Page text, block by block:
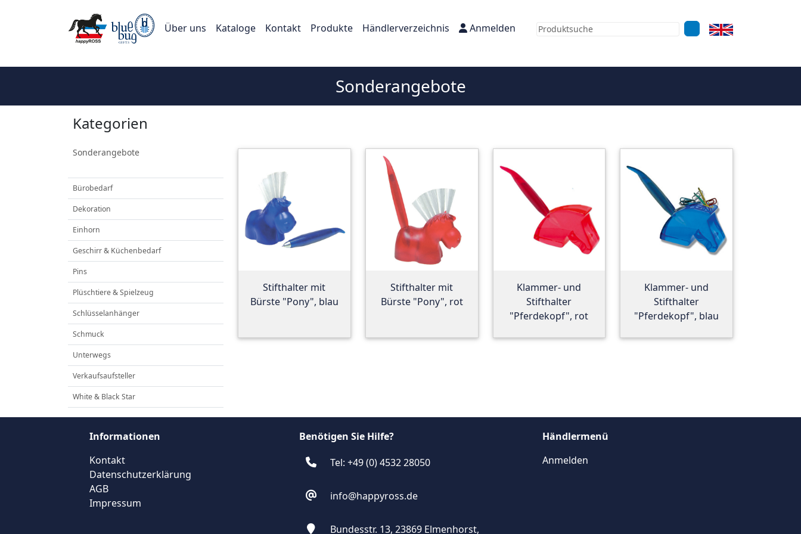
Über uns Kataloge Kontakt Produkte Händlerverzeichnis Anmelden
Sonderangebote
Kategorien
Sonderangebote
Bürobedarf
Dekoration
Einhorn
Geschirr & Küchenbedarf
Pins
Plüschtiere & Spielzeug
Schlüsselanhänger
Schmuck
Unterwegs
Verkaufsaufsteller
White & Black Star
Stifthalter mit
Bürste "Pony", blau
Stifthalter mit
Bürste "Pony", rot
Klammer- und
Stifthalter
"Pferdekopf", rot
Klammer- und
Stifthalter
"Pferdekopf", blau
Informationen
Kontakt
Datenschutzerklärung
AGB
Impressum
Benötigen Sie Hilfe?
Tel: +49 (0) 4532 28050
info@happyross.de
Bundesstr. 13, 23869 Elmenhorst,
Händlermenü
Anmelden